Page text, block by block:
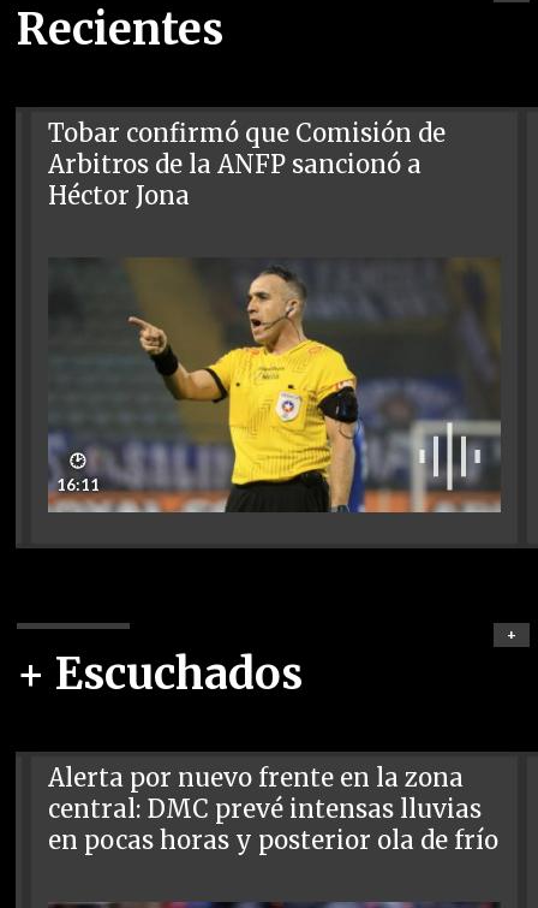
Recientes
Tobar confirmó que Comisión de
Arbitros de la ANFP sancionó a
Héctor Jona
🕑
16:11
+ Escuchados
+
Alerta por nuevo frente en la zona
central: DMC prevé intensas lluvias
en pocas horas y posterior ola de frío